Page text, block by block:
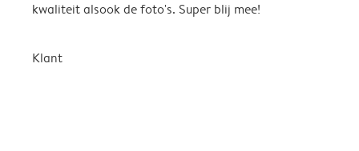
kwaliteit alsook de foto's. Super blij mee!
Klant